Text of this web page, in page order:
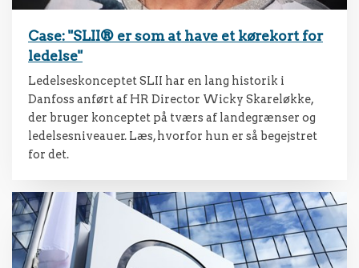
Case: "SLII® er som at have et kørekort for
ledelse"
Ledelseskonceptet SLII har en lang historik i
Danfoss anført af HR Director Wicky Skareløkke,
der bruger konceptet på tværs af landegrænser og
ledelsesniveauer. Læs, hvorfor hun er så begejstret
for det.